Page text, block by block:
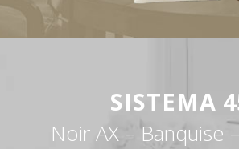
SISTEMA
Noir AX – Banquise